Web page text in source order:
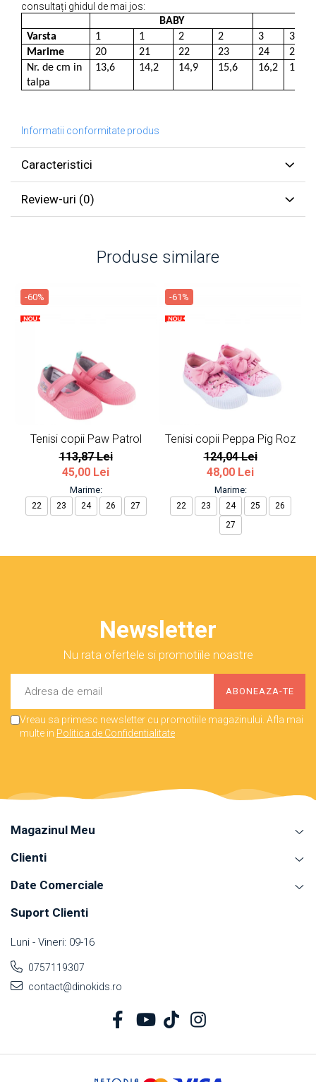
consultați ghidul de mai jos:
BABY
Varsta
1 1 2 2 3
3
Marime
20 21 22 23 24
25
Nr. de cm in
talpa
13,6 14,2 14,9 15,6 16,2 16,9
Informatii conformitate produs
Caracteristici
Review-uri (0)
Produse similare
-60%
Tenisi copii Paw Patrol
113,87 Lei
45,00 Lei
Marime:
22 23 24 26 27
-61%
Tenisi copii Peppa Pig Roz
124,04 Lei
48,00 Lei
Marime:
22 23 24 25
26
27
Newsletter
Nu rata ofertele si promotiile noastre
Vreau sa primesc newsletter cu promotiile magazinului. Afla mai
multe in Politica de Confidentialitate
Magazinul Meu
Clienti
Date Comerciale
Suport Clienti
Luni - Vineri: 09-16
0757119307
contact@dinokids.ro